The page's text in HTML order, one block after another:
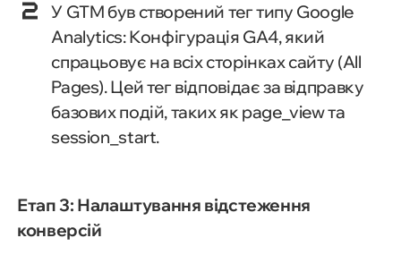
У GTM був створений тег типу Google
Analytics: Конфігурація GA4, який
спрацьовує на всіх сторінках сайту (All
Pages). Цей тег відповідає за відправку
базових подій, таких як page_view та
session_start.
Етап 3: Налаштування відстеження
конверсій